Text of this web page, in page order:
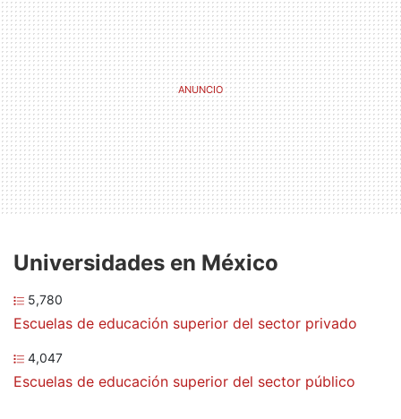
Universidades en México
5,780
Escuelas de educación superior del sector privado
4,047
Escuelas de educación superior del sector público